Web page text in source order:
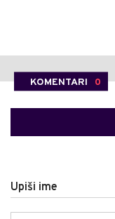
KOMENTARI 0
Upiši ime